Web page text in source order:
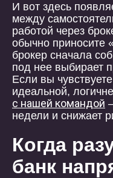
И вот здесь
между
работой через
обычно приносите
брокер сначала
под нее выбирает
Если вы
идеальной,
с нашей командой
недели и снижает
Когда
банк